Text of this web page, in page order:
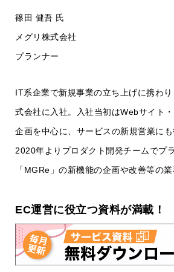
篠田 健吾 氏
メグリ株式会社
プランナー
IT系企業で新規事業の立ち上げに携わ
式会社に入社。入社当初はWebサイト
企画を中心に、サービスの新規営業にも
2020年よりプロダクト開発チームでプ
「MGRe」の新機能の企画や改善等の業
EC運営に役立つ資料が満載！